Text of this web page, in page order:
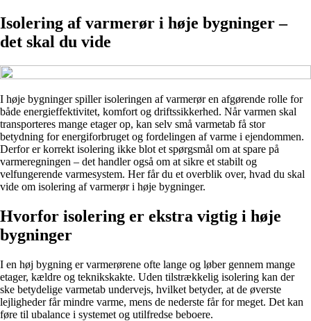
Isolering af varmerør i høje bygninger –
det skal du vide
I høje bygninger spiller isoleringen af varmerør en afgørende rolle for
både energieffektivitet, komfort og driftssikkerhed. Når varmen skal
transporteres mange etager op, kan selv små varmetab få stor
betydning for energiforbruget og fordelingen af varme i ejendommen.
Derfor er korrekt isolering ikke blot et spørgsmål om at spare på
varmeregningen – det handler også om at sikre et stabilt og
velfungerende varmesystem. Her får du et overblik over, hvad du skal
vide om isolering af varmerør i høje bygninger.
Hvorfor isolering er ekstra vigtig i høje
bygninger
I en høj bygning er varmerørene ofte lange og løber gennem mange
etager, kældre og teknikskakte. Uden tilstrækkelig isolering kan der
ske betydelige varmetab undervejs, hvilket betyder, at de øverste
lejligheder får mindre varme, mens de nederste får for meget. Det kan
føre til ubalance i systemet og utilfredse beboere.